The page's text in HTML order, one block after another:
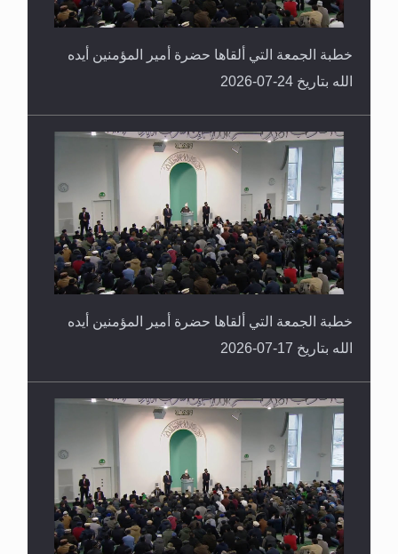
خطبة الجمعة التي ألقاها حضرة أمير المؤمنين أيده
الله بتاريخ 24-07-2026
خطبة الجمعة التي ألقاها حضرة أمير المؤمنين أيده
الله بتاريخ 17-07-2026